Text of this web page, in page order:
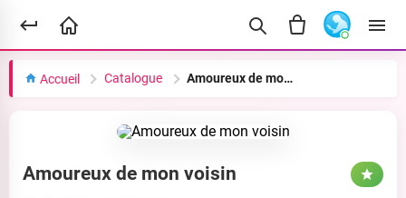
Accueil Catalogue Amoureux de mon voisin
Amoureux de mon voisin